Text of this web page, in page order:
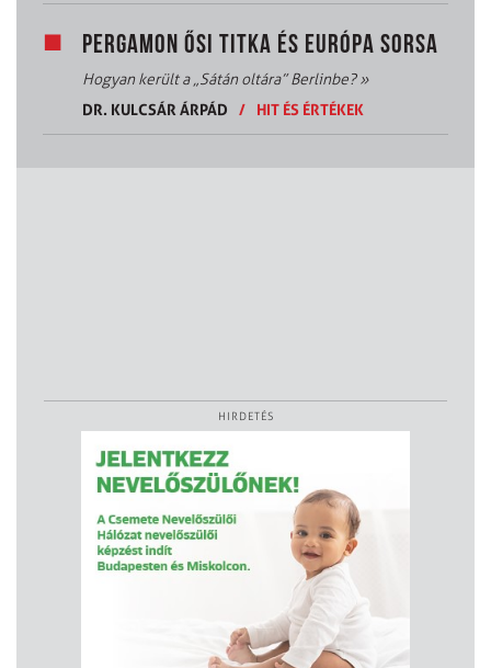
PERGAMON ŐSI TITKA ÉS EURÓPA SORSA
Hogyan került a „Sátán oltára” Berlinbe?»
DR. KULCSÁR ÁRPÁD
/ HIT ÉS ÉRTÉKEK
HIRDETÉS